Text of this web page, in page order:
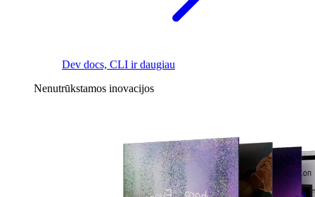
Dev docs, CLI ir daugiau
Nenutrūkstamos inovacijos